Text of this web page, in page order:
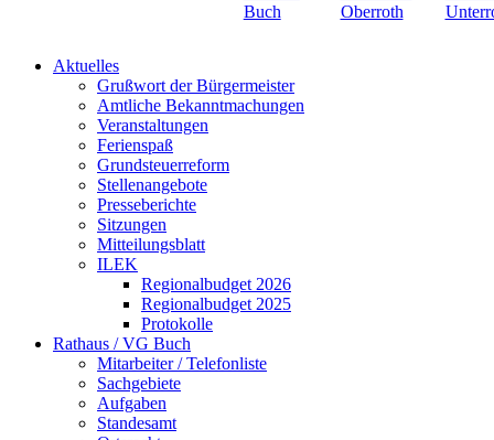
Aktuelles
Grußwort der Bürgermeister
Amtliche Bekanntmachungen
Veranstaltungen
Ferienspaß
Grundsteuerreform
Stellenangebote
Presseberichte
Sitzungen
Mitteilungsblatt
ILEK
Regionalbudget 2026
Regionalbudget 2025
Protokolle
Rathaus / VG Buch
Mitarbeiter / Telefonliste
Sachgebiete
Aufgaben
Standesamt